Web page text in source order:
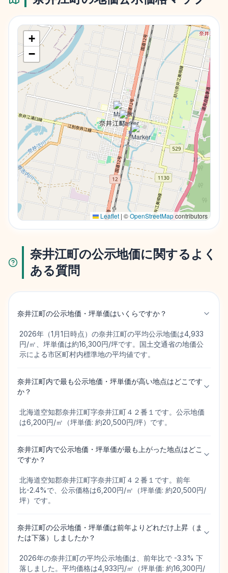
+
−
Leaflet | ©OpenStreetMapcontributors
奈井江町の公示地価に関するよく
ある質問
奈井江町の公示地価・坪単価はいくらですか？
2026年（1月1日時点）の奈井江町の平均公示地価は4,933
円/㎡、坪単価は約16,300円/坪です。国土交通省の地価公
示による市区町村内標準地の平均値です。
奈井江町内で最も公示地価・坪単価が高い地点はどこです
か？
北海道空知郡奈井江町字奈井江町４２番１です。公示地価
は6,200円/㎡（坪単価: 約20,500円/坪）です。
奈井江町内で公示地価・坪単価が最も上がった地点はどこ
ですか？
北海道空知郡奈井江町字奈井江町４２番１です。前年
比-2.4%で、公示価格は6,200円/㎡（坪単価: 約20,500円/
坪）です。
奈井江町の公示地価・坪単価は前年よりどれだけ上昇（ま
たは下落）しましたか？
2026年の奈井江町の平均公示地価は、前年比で -3.3% 下
落しました。平均価格は4,933円/㎡（坪単価: 約16,300円/